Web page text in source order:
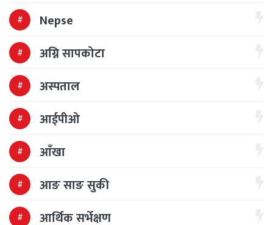
Nepse
अग्नि सापकोटा
अस्पताल
आईपीओ
आँखा
आङ साङ सुकी
आर्थिक सर्भेक्षण